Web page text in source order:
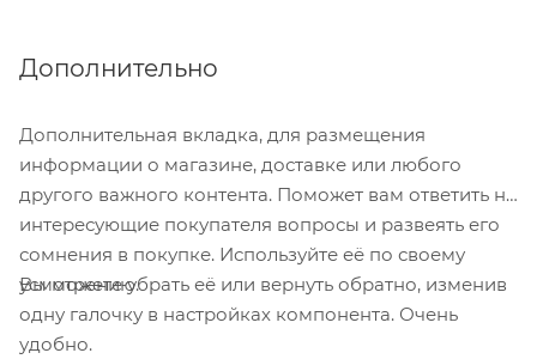
Дополнительно
Дополнительная вкладка, для размещения
информации о магазине, доставке или любого
другого важного контента. Поможет вам ответить на
интересующие покупателя вопросы и развеять его
сомнения в покупке. Используйте её по своему
усмотрению.
Вы можете убрать её или вернуть обратно, изменив
одну галочку в настройках компонента. Очень
удобно.